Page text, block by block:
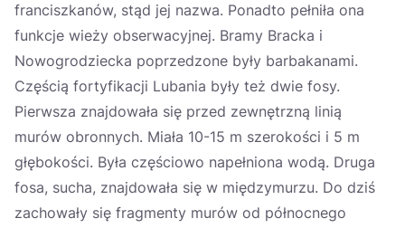
franciszkanów, stąd jej nazwa. Ponadto pełniła ona
funkcje wieży obserwacyjnej. Bramy Bracka i
Nowogrodziecka poprzedzone były barbakanami.
Częścią fortyfikacji Lubania były też dwie fosy.
Pierwsza znajdowała się przed zewnętrzną linią
murów obronnych. Miała 10-15 m szerokości i 5 m
głębokości. Była częściowo napełniona wodą. Druga
fosa, sucha, znajdowała się w międzymurzu. Do dziś
zachowały się fragmenty murów od północnego